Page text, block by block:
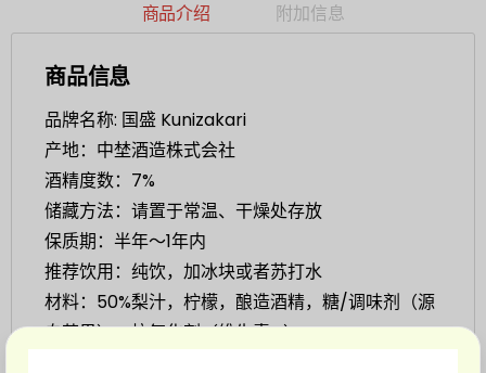
商品介绍 附加信息
商品信息
品牌名称: 国盛 Kunizakari
产地：中埜酒造株式会社
酒精度数：7%
储藏方法：请置于常温、干燥处存放
保质期：半年～1年内
推荐饮用：纯饮，加冰块或者苏打水
材料：50%梨汁，柠檬，酿造酒精，糖/调味剂（源
自苹果），抗氧化剂（维生素C）